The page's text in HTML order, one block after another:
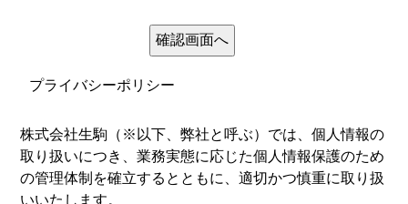
プライバシーポリシー
株式会社生駒（※以下、弊社と呼ぶ）では、個人情報の
取り扱いにつき、業務実態に応じた個人情報保護のため
の管理体制を確立するとともに、適切かつ慎重に取り扱
いいたします。